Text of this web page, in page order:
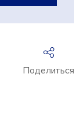
Поделиться